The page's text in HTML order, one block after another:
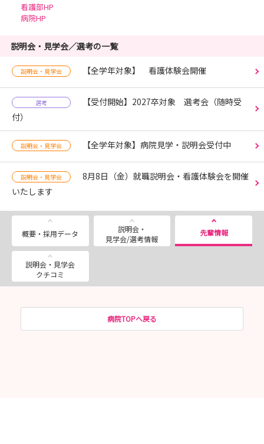
看護部HP
病院HP
説明会・見学会／選考の一覧
説明会・見学会 【全学年対象】 看護体験会開催
選考
【受付開始】2027卒対象 選考会（随時受
付）
説明会・見学会 【全学年対象】病院見学・説明会受付中
説明会・見学会
8月8日（金）就職説明会・看護体験会を開催
いたします
概要・採用データ
説明会・
見学会/選考情報
先輩情報
説明会・見学会
クチコミ
病院TOPへ戻る